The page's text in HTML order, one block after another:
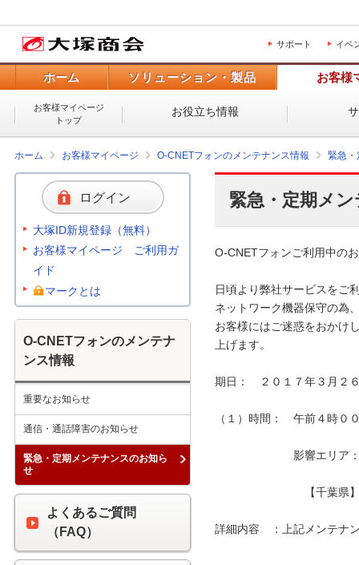
サポート イベ
ホーム ソリューション・製品 お客様
お客様マイページ
トップ
お役立ち情報
ホーム お客様マイページ O-CNETフォンのメンテナンス情報 緊急・
緊急・定期メ
O-CNETフォンご利用中の
日頃より弊社サービスをご
ネットワーク機器保守の為
お客様にはご迷惑をおかけ
上げます。
期日：　２０１７年３月２
（１）時間：　午前４時０
影響エリア：　下記
【千
詳細内容　：上記メンテナ
ログイン
大塚ID新規登録（無料）
お客様マイページ ご利用ガ
イド
マークとは
O-CNETフォンのメンテナ
ンス情報
重要なお知らせ
通信・通話障害のお知らせ
緊急・定期メンテナンスのお知ら
せ
よくあるご質問
（FAQ）